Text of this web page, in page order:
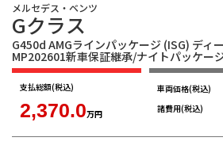
メルセデス・ベンツ
Gクラス
G450d AMGラインパッケージ (ISG) ディ
MP202601新車保証継承/ナイトパッケー
支払総額(税込)
2,370.0万円
車両価格(税込)
諸費用(税込)